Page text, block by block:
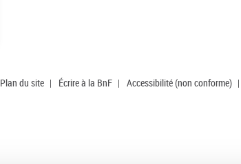
Plan du site | Écrire à la BnF | Accessibilité (non conforme) |